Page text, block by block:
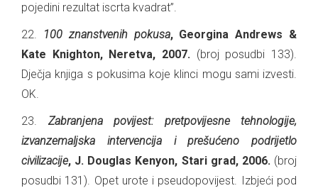
pojedini rezultat iscrta kvadrat”.
22.
100 znanstvenih pokusa, Georgina Andrews &
Kate Knighton, Neretva, 2007. (broj posudbi 133).
Dječja knjiga s pokusima koje klinci mogu sami izvesti.
OK.
23. Zabranjena povijest: pretpovijesne tehnologije,
izvanzemaljska intervencija i prešućeno podrijetlo
civilizacije, J. Douglas Kenyon, Stari grad, 2006.(broj
posudbi 131). Opet urote i pseudopovijest. Izbjeći pod